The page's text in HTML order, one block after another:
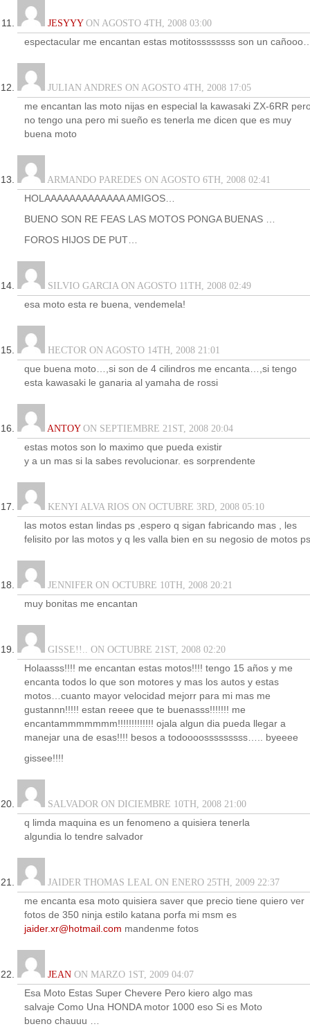
JESYYYON AGOSTO 4TH, 2008 03:00
espectacular me encantan estas motitossssssss son un
JULIAN ANDRES ON AGOSTO 4TH, 2008 17:05
me encantan las moto nijas en especial la kawasaki ZX-6RR
no tengo una pero mi sueño es tenerla me dicen que es muy
buena moto
ARMANDO PAREDES ON AGOSTO 6TH, 2008 02:41
HOLAAAAAAAAAAAAA AMIGOS…
BUENO SON RE FEAS LAS MOTOS PONGA BUENAS …
FOROS HIJOS DE PUT…
SILVIO GARCIA ON AGOSTO 11TH, 2008 02:49
esa moto esta re buena, vendemela!
HECTOR ON AGOSTO 14TH, 2008 21:01
que buena moto…,si son de 4 cilindros me encanta…,si tengo
esta kawasaki le ganaria al yamaha de rossi
ANTOYON SEPTIEMBRE 21ST, 2008 20:04
estas motos son lo maximo que pueda existir
y a un mas si la sabes revolucionar. es sorprendente
KENYI ALVA RIOS ON OCTUBRE 3RD, 2008 05:10
las motos estan lindas ps ,espero q sigan fabricando mas , les
felisito por las motos y q les valla bien en su negosio de motos ps
JENNIFER ON OCTUBRE 10TH, 2008 20:21
muy bonitas me encantan
GISSE!!.. ON OCTUBRE 21ST, 2008 02:20
Holaasss!!!! me encantan estas motos!!!! tengo 15 años y me
encanta todos lo que son motores y mas los autos y estas
motos…cuanto mayor velocidad mejorr para mi mas me
gustannn!!!!! estan reeee que te buenasss!!!!!!! me
encantammmmmmm!!!!!!!!!!!!! ojala algun dia pueda llegar a
manejar una de esas!!!! besos a todoooosssssssss….. byeeee
gissee!!!!
SALVADOR ON DICIEMBRE 10TH, 2008 21:00
q limda maquina es un fenomeno a quisiera tenerla
algundia lo tendre salvador
JAIDER THOMAS LEAL ON ENERO 25TH, 2009 22:37
me encanta esa moto quisiera saver que precio tiene quiero ver
fotos de 350 ninja estilo katana porfa mi msm es
jaider.xr@hotmail.com mandenme fotos
JEAN ON MARZO 1ST, 2009 04:07
Esa Moto Estas Super Chevere Pero kiero algo mas
salvaje Como Una HONDA motor 1000 eso Si es Moto
bueno chauuu …